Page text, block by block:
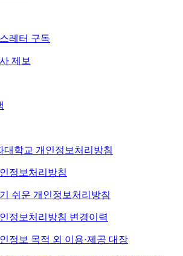
레터 구독
제보
대학교 개인정보처리방침
정보처리방침
쉬운 개인정보처리방침
정보처리방침 변경이력
정보 목적 외 이용·제공 대장